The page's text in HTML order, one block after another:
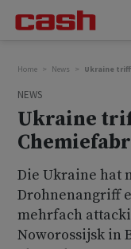
Home News Ukraine
NEWS
Ukraine
Die Ukraine hat
Drohnenangriff
mehrfach
Noworossijsk in